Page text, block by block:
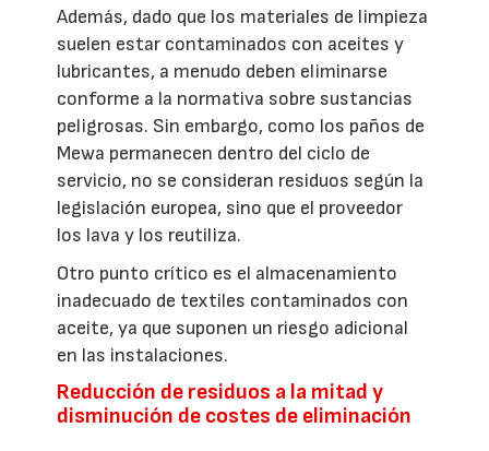
Además, dado que los materiales de limpieza
suelen estar contaminados con aceites y
lubricantes, a menudo deben eliminarse
conforme a la normativa sobre sustancias
peligrosas. Sin embargo, como los paños de
Mewa permanecen dentro del ciclo de
servicio, no se consideran residuos según la
legislación europea, sino que el proveedor
los lava y los reutiliza.
Otro punto crítico es el almacenamiento
inadecuado de textiles contaminados con
aceite, ya que suponen un riesgo adicional
en las instalaciones.
Reducción de residuos a la mitad y
disminución de costes de eliminación